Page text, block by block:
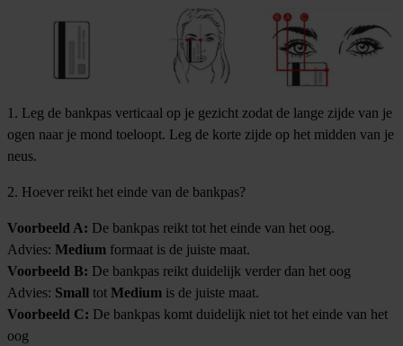
1. Leg de bankpas verticaal op je gezicht zodat de lange zijde van je
ogen naar je mond toeloopt. Leg de korte zijde op het midden van je
neus.
2. Hoever reikt het einde van de bankpas?
Voorbeeld A: De bankpas reikt tot het einde van het oog.
Advies: Medium formaat is de juiste maat.
Voorbeeld B: De bankpas reikt duidelijk verder dan het oog
Advies: Small tot Medium is de juiste maat.
Voorbeeld C: De bankpas komt duidelijk niet tot het einde van het
oog